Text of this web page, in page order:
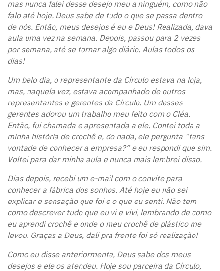
mas nunca falei desse desejo meu a ninguém, como não
falo até hoje. Deus sabe de tudo o que se passa dentro
de nós. Então, meus desejos é eu e Deus! Realizada, dava
aula uma vez na semana. Depois, passou para 2 vezes
por semana, até se tornar algo diário. Aulas todos os
dias!
Um belo dia, o representante da Círculo estava na loja,
mas, naquela vez, estava acompanhado de outros
representantes e gerentes da Círculo. Um desses
gerentes adorou um trabalho meu feito com o Cléa.
Então, fui chamada e apresentada a ele. Contei toda a
minha história de crochê e, do nada, ele pergunta “tens
vontade de conhecer a empresa?” e eu respondi que sim.
Voltei para dar minha aula e nunca mais lembrei disso.
Dias depois, recebi um e-mail com o convite para
conhecer a fábrica dos sonhos. Até hoje eu não sei
explicar e sensação que foi e o que eu senti. Não tem
como descrever tudo que eu vi e vivi, lembrando de como
eu aprendi crochê e onde o meu crochê de plástico me
levou. Graças a Deus, dali pra frente foi só realização!
Como eu disse anteriormente, Deus sabe dos meus
desejos e ele os atendeu. Hoje sou parceira da Círculo,